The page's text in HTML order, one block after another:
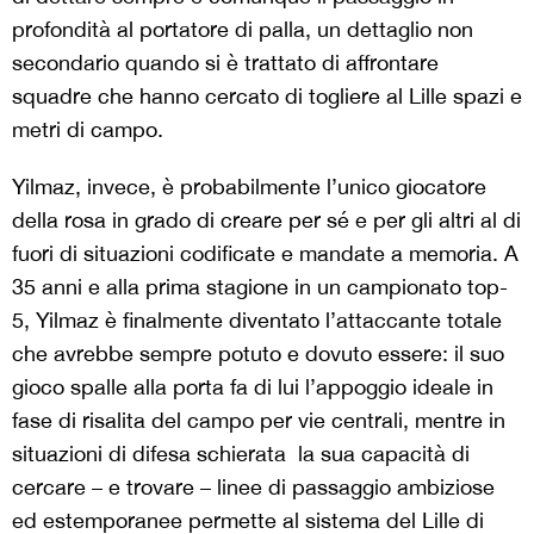
profondità al portatore di palla, un dettaglio non
secondario quando si è trattato di affrontare
squadre che hanno cercato di togliere al Lille spazi e
metri di campo.
Yilmaz, invece, è probabilmente l’unico giocatore
della rosa in grado di creare per sé e per gli altri al di
fuori di situazioni codificate e mandate a memoria. A
35 anni e alla prima stagione in un campionato top-
5, Yilmaz è finalmente diventato l’attaccante totale
che avrebbe sempre potuto e dovuto essere: il suo
gioco spalle alla porta fa di lui l’appoggio ideale in
fase di risalita del campo per vie centrali, mentre in
situazioni di difesa schierata la sua capacità di
cercare – e trovare – linee di passaggio ambiziose
ed estemporanee permette al sistema del Lille di